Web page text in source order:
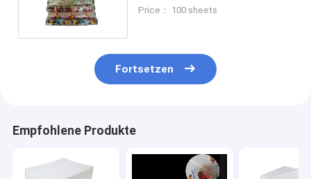
Price： 100 sheets
Fortsetzen
Empfohlene Produkte